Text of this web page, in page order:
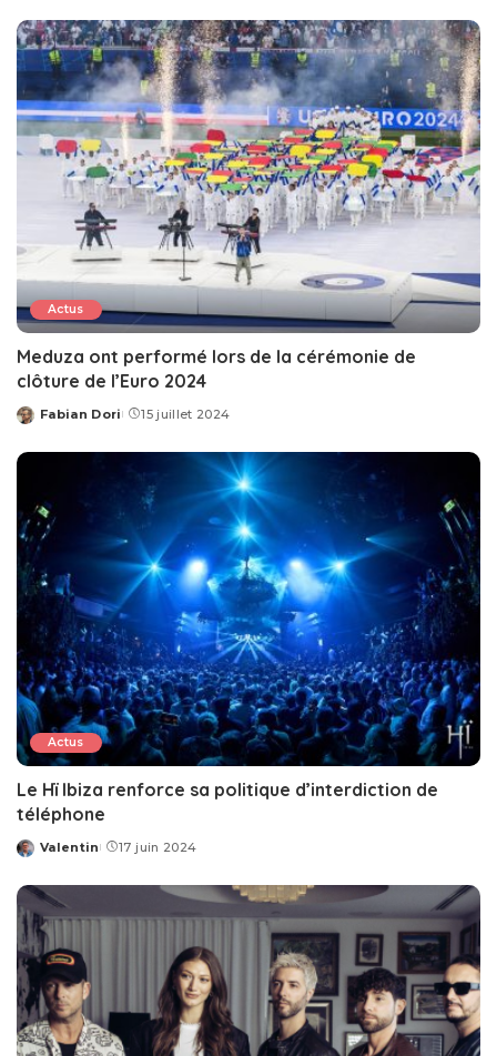
Actus
Meduza ont performé lors de la cérémonie de
clôture de l’Euro 2024
Posted
Fabian Dori 15 juillet 2024
Actus
Le Hï Ibiza renforce sa politique d’interdiction de
téléphone
Posted
Valentin 17 juin 2024